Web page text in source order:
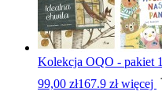
Kolekcja OQO - pakiet 1
99,00 zł167.9 zł więcej